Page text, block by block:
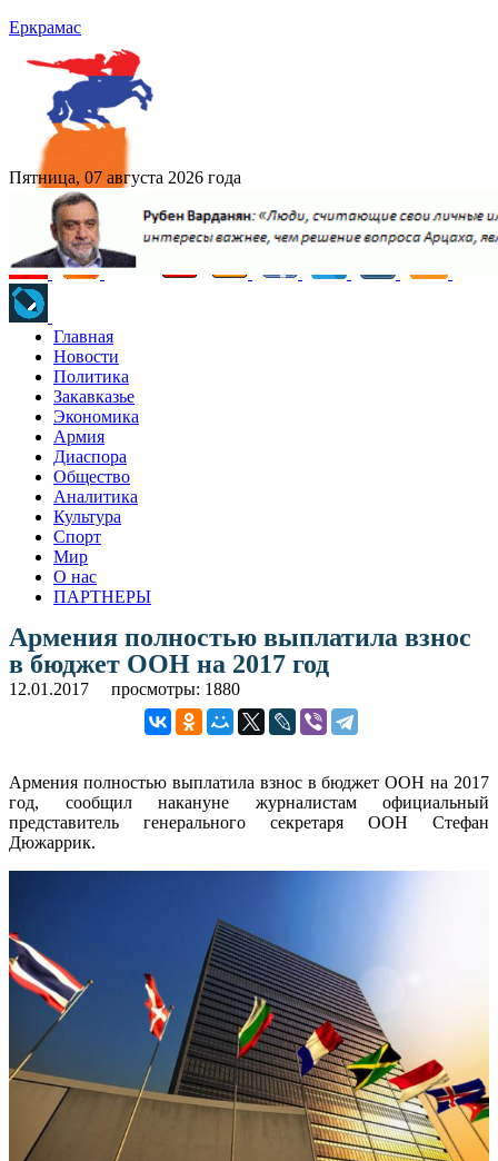
Еркрамас
Пятница, 07 августа 2026 года
Главная
Новости
Политика
Закавказье
Экономика
Армия
Диаспора
Общество
Аналитика
Культура
Спорт
Мир
О нас
ПАРТНЕРЫ
Армения полностью выплатила взнос
в бюджет ООН на 2017 год
12.01.2017 просмотры: 1880
Армения полностью выплатила взнос в бюджет ООН на 2017
год, сообщил накануне журналистам официальный
представитель генерального секретаря ООН Стефан
Дюжаррик.